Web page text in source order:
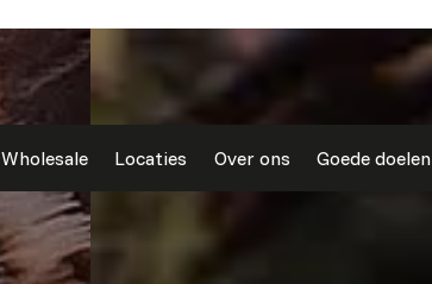
Wholesale Locaties Over ons Goede doelen